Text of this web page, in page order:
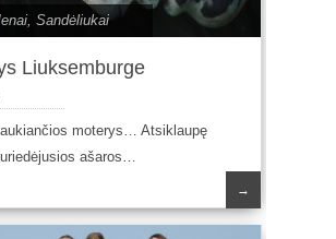
Sandėliukai
Liuksemburge
moterys… Atsiklaupę
ašaros…
→